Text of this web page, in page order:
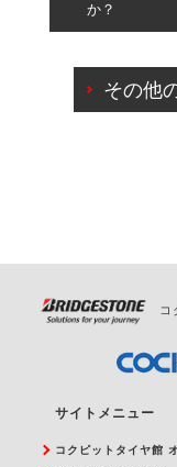
一部の商品・サ
出来ないものも
か？
ご来店予約日
の日時変更に
その他
コ
サイトメニュー
コクピットタイヤ館